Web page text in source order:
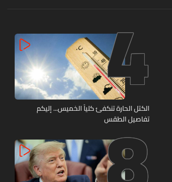
4
الكتل الحارة تنكفئ كلياً الخميس... إليكم
تفاصيل الطقس